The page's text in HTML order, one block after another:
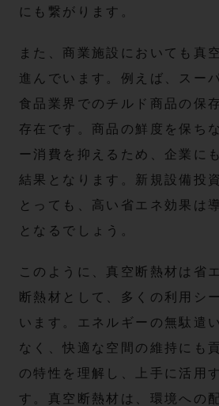
にも繋がります。
また、商業施設においても真
進んでいます。例えば、スー
食品業界でのチルド商品の保
存在です。商品の鮮度を保ち
ー消費を抑えるため、企業に
結果となります。新規設備投
とっても、高い省エネ効果は
となるでしょう。
このように、真空断熱材は省
断熱材として、多くの利用シ
います。エネルギーの無駄遣
なく、快適な空間の維持にも
の特性を理解し、上手に活用
す。真空断熱材は、環境への